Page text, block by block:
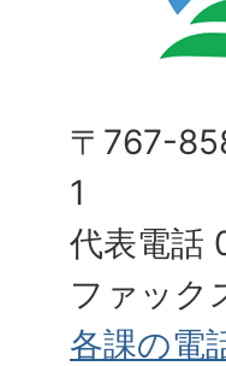
〒767-
1
代表電
ファッ
各課の電